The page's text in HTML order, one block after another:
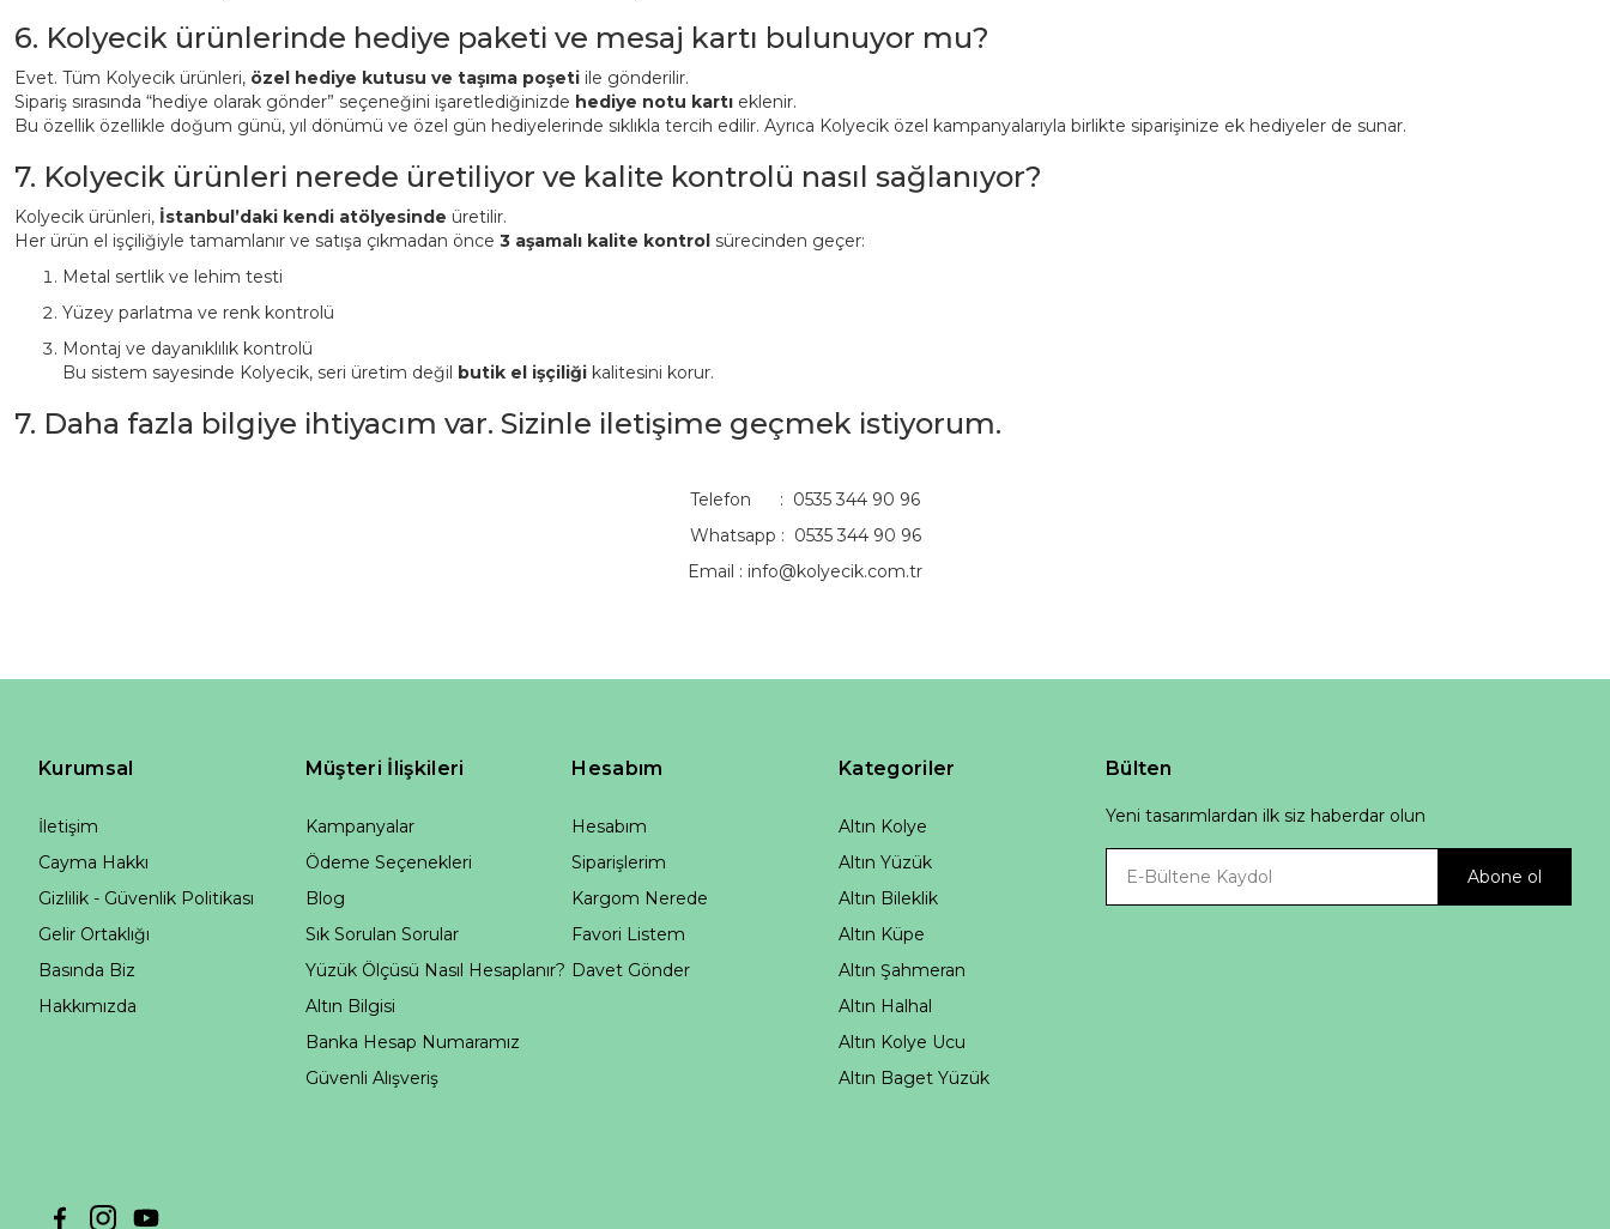
6. Kolyecik ürünlerinde hediye paketi ve mesaj kartı bulunuyor mu?
Evet. Tüm Kolyecik ürünleri, özel hediye kutusu ve taşıma poşeti ile gönderilir.
Sipariş sırasında “hediye olarak gönder” seçeneğini işaretlediğinizde hediye notu kartı eklenir.
Bu özellik özellikle doğum günü, yıl dönümü ve özel gün hediyelerinde sıklıkla tercih edilir. Ayrıca Kolyecik özel kampanyalarıyla birlikte siparişinize ek hediyeler de sunar.
7. Kolyecik ürünleri nerede üretiliyor ve kalite kontrolü nasıl sağlanıyor?
Kolyecik ürünleri, İstanbul’daki kendi atölyesinde üretilir.
Her ürün el işçiliğiyle tamamlanır ve satışa çıkmadan önce 3 aşamalı kalite kontrol sürecinden geçer:
Metal sertlik ve lehim testi
Yüzey parlatma ve renk kontrolü
Montaj ve dayanıklılık kontrolü
Bu sistem sayesinde Kolyecik, seri üretim değil butik el işçiliği kalitesini korur.
7. Daha fazla bilgiye ihtiyacım var. Sizinle iletişime geçmek istiyorum.
Telefon : 0535 344 90 96
Whatsapp : 0535 344 90 96
Email : info@kolyecik.com.tr
Kurumsal
İletişim
Cayma Hakkı
Gizlilik - Güvenlik Politikası
Gelir Ortaklığı
Basında Biz
Hakkımızda
Müşteri İlişkileri
Kampanyalar
Ödeme Seçenekleri
Blog
Sık Sorulan Sorular
Yüzük Ölçüsü Nasıl Hesaplanır?
Altın Bilgisi
Banka Hesap Numaramız
Güvenli Alışveriş
Hesabım
Hesabım
Siparişlerim
Kargom Nerede
Favori Listem
Davet Gönder
Kategoriler
Altın Kolye
Altın Yüzük
Altın Bileklik
Altın Küpe
Altın Şahmeran
Altın Halhal
Altın Kolye Ucu
Altın Baget Yüzük
Bülten
Yeni tasarımlardan ilk siz haberdar olun
Abone ol